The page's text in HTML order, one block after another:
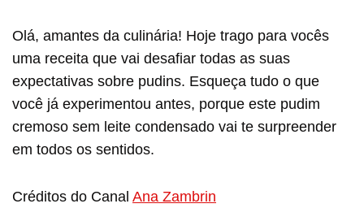
Olá, amantes da culinária! Hoje trago para vocês
uma receita que vai desafiar todas as suas
expectativas sobre pudins. Esqueça tudo o que
você já experimentou antes, porque este pudim
cremoso sem leite condensado vai te surpreender
em todos os sentidos.
Créditos do Canal Ana Zambrin